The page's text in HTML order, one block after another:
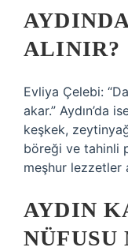
ALINIR?
Evliya Çelebi:
akar.” Aydın’da
keşkek,
böreği ve tahinli
meşhur lezzetler
AYDIN
NÜFUSU